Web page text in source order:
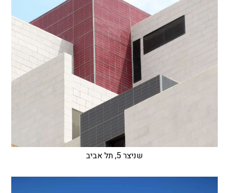
שניצר 5, תל אביב